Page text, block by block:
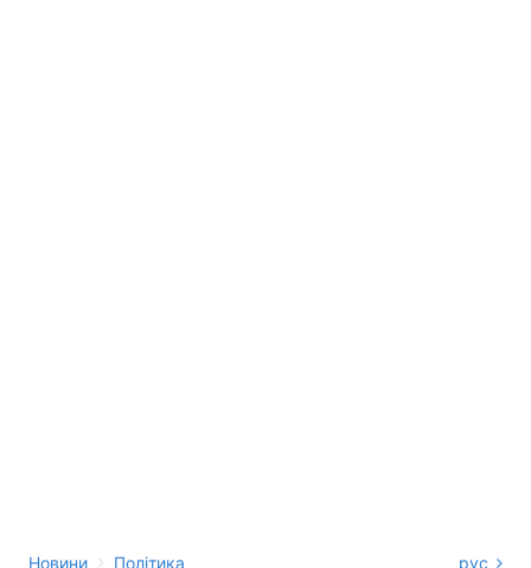
Новини › Політика рус